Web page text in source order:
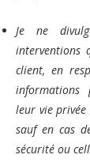
Je ne
interventions
client, en
informations
leur vie privée
sauf en cas
sécurité ou